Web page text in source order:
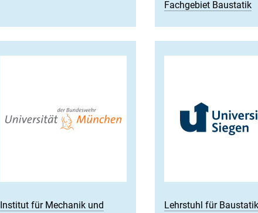
Fachgebiet Baustatik
Institut für Mechanik und
Lehrstuhl für Baustatik